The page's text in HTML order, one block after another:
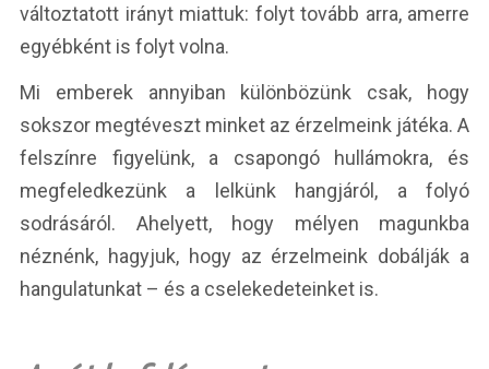
változtatott irányt miattuk: folyt tovább arra, amerre
egyébként is folyt volna.
Mi emberek annyiban különbözünk csak, hogy
sokszor megtéveszt minket az érzelmeink játéka. A
felszínre figyelünk, a csapongó hullámokra, és
megfeledkezünk a lelkünk hangjáról, a folyó
sodrásáról. Ahelyett, hogy mélyen magunkba
néznénk, hagyjuk, hogy az érzelmeink dobálják a
hangulatunkat – és a cselekedeteinket is.